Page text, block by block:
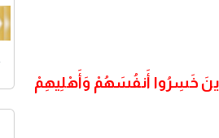
خَسِرُوا أَنفُسَهُمْ وَأَهْلِيهِمْ